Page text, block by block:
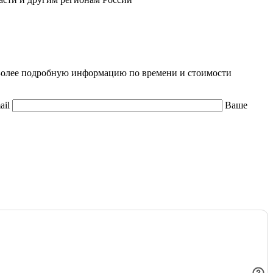
подробную информацию по времени и стоимости
Ваше